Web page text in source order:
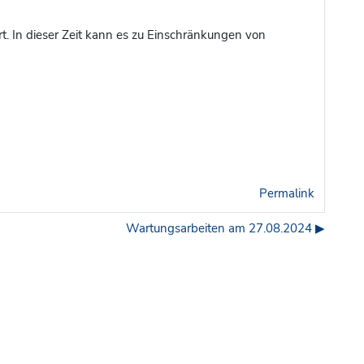
dieser Zeit kann es zu Einschränkungen von
Permalink
Wartungsarbeiten am 27.08.2024 ▶︎